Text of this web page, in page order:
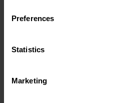
Preferences
Statistics
Marketing
低心拍数トレーニング：
HIITと対極のトレーニン